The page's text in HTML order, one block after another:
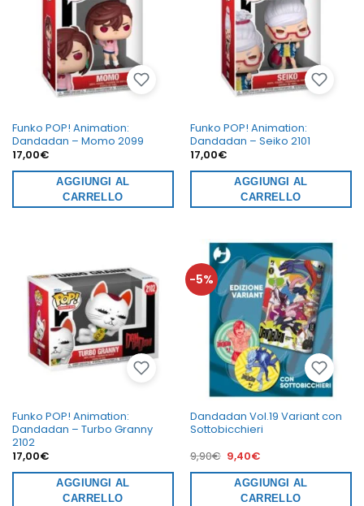
Funko POP! Animation:
Dandadan – Momo 2099
17,00€
AGGIUNGI AL
CARRELLO
Funko POP! Animation:
Dandadan – Seiko 2101
17,00€
AGGIUNGI AL
CARRELLO
Funko POP! Animation:
Dandadan – Turbo Granny
2102
17,00€
AGGIUNGI AL
CARRELLO
-5%
Dandadan Vol.19 Variant con
Sottobicchieri
9,90€ Il
prezzo
originale
era:
9,90€.
9,40€Il
prezzo
attuale
è:
9,40€.
AGGIUNGI AL
CARRELLO